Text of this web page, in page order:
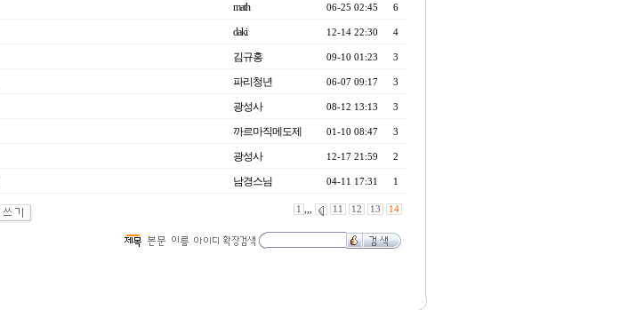
math 06-25 02:45 6
daki 12-14 22:30 4
김규홍 09-10 01:23 3
파리청년 06-07 09:17 3
광성사 08-12 13:13 3
까르마직메도제 01-10 08:47 3
광성사 12-17 21:59 2
남경스님 04-11 17:31 1
1 ,,, 11 12 13 14